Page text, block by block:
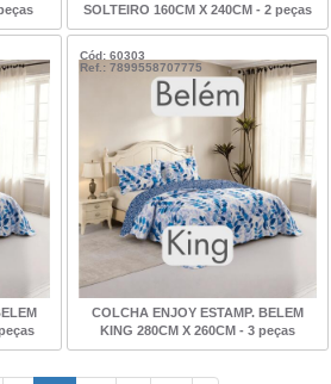
SOLTEIRO 160CM X 240CM - 2 peças
Cód: 60303
Ref.: 7899558707775
COLCHA ENJOY ESTAMP. BELEM
KING 280CM X 260CM - 3 peças